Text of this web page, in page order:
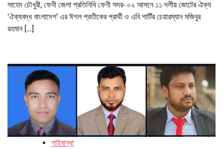
সাহেদ চৌধুরী, ফেনী জেলা প্রতিনিধি ফেনী সদর- ০২ আসনে ১১ দলীয় জোটের ঐক্য
‘ঐক্যবদ্ধ বাংলাদেশ’ এর ঈগল প্রতীকের প্রার্থী ও এবি পার্টির চেয়ারম্যান মজিবুর
রহমান […]
গাইবান্ধা